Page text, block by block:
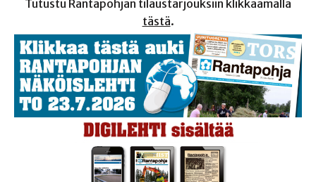
Tutustu Rantapohjan tilaustarjouksiin klikkaamalla
tästä.